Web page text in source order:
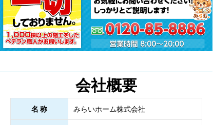
会社概要
名 称 みらいホーム株式会社